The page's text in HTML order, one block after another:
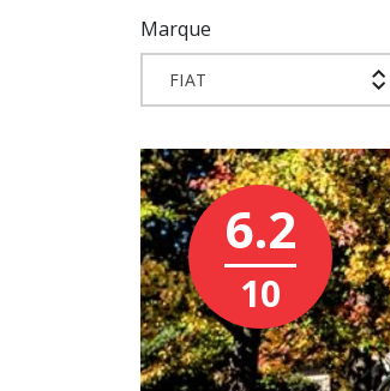
Marque
FIAT
6.2
10